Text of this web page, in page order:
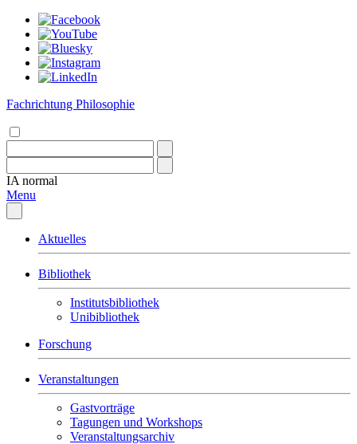
Fachrichtung Philosophie
IA normal
Menu
Aktuelles
Bibliothek
Institutsbibliothek
Unibibliothek
Forschung
Veranstaltungen
Gastvorträge
Tagungen und Workshops
Veranstaltungsarchiv